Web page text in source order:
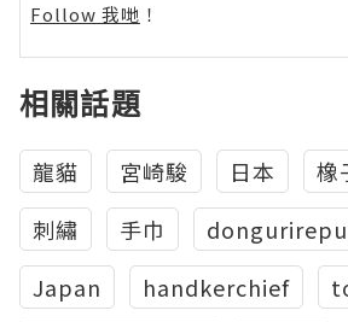
Follow 我哋 ！
相關話題
龍貓 宮崎駿 日本
橡
刺繡
手巾
Japan
handkerchief